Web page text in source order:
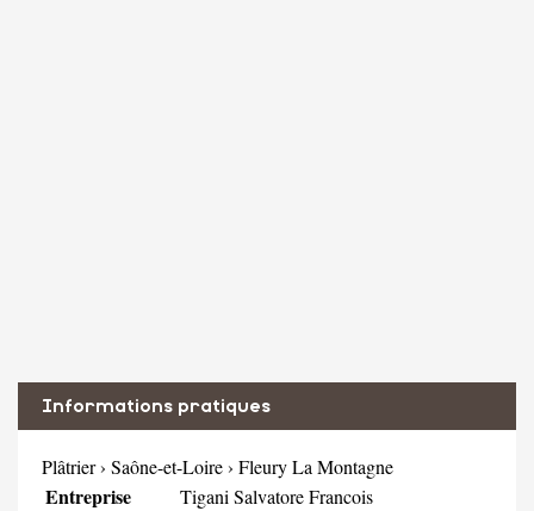
Informations pratiques
Plâtrier› Saône-et-Loire› Fleury La Montagne
Entreprise Tigani Salvatore Francois